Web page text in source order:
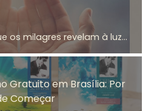
Antigo
Testamento
os milagres revelam à luz...
Gratuito em Brasília: Por
Começar